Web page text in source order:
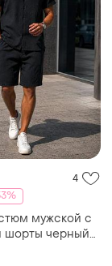
4
мужской с
шорты черный
муслин